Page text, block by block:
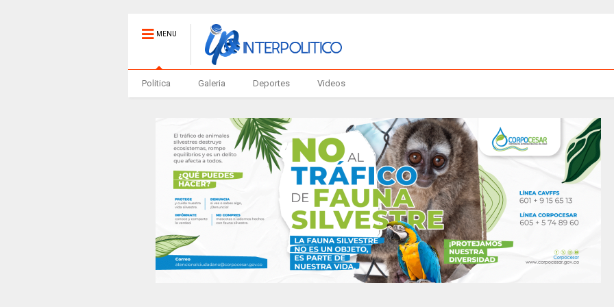
MENU
Politica Galeria Deportes Videos